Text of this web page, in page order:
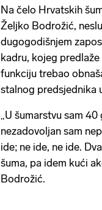
Na čelo Hrvatskih
Željko Bodrožić,
dugogodišnjem
kadru, kojeg
funkciju trebao
stalnog predsjednika
„U šumarstvu sam
nezadovoljan sam
ide; ne ide, ne ide.
šuma, pa idem kući
Bodrožić.